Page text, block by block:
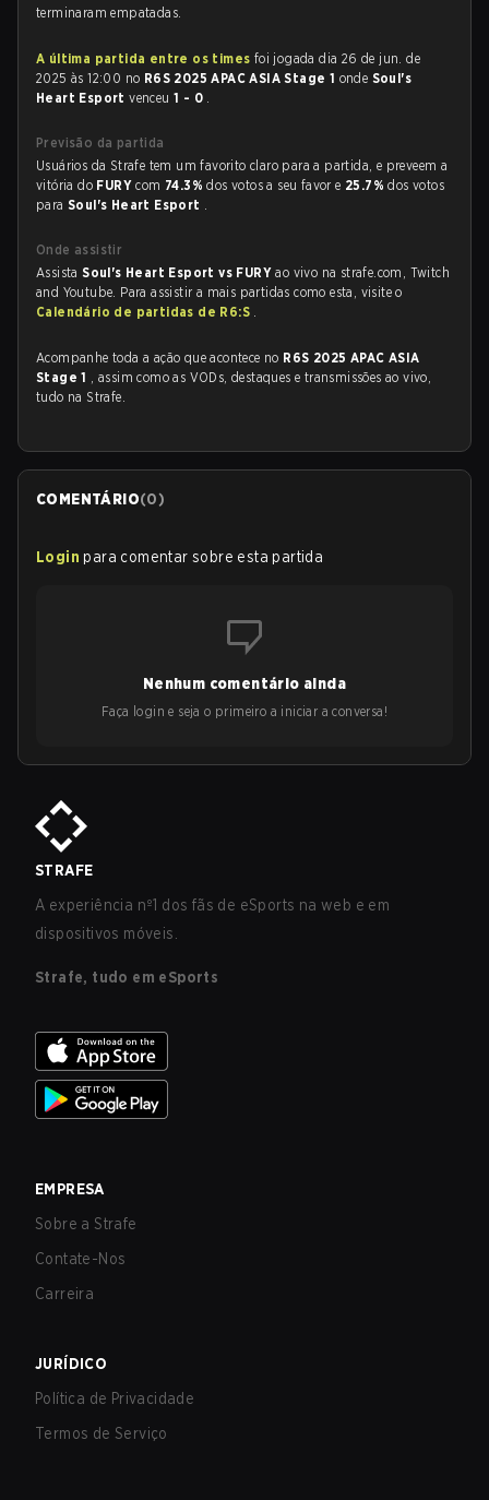
terminaram empatadas.
A última partida entre os times foi jogada dia 26 de jun. de
2025 às 12:00 no R6S 2025 APAC ASIA Stage 1 onde Soul's
Heart Esportvenceu1 - 0 .
Previsão da partida
Usuários da Strafe tem um favorito claro para a partida, e preveem a
vitória do FURYcom 74.3%dos votos a seu favor e 25.7%dos votos
para Soul's Heart Esport .
Onde assistir
AssistaSoul's Heart Esport vs FURYao vivo na strafe.com, Twitch
and Youtube. Para assistir a mais partidas como esta, visite o
Calendário de partidas de R6:S .
Acompanhe toda a ação que acontece no R6S 2025 APAC ASIA
Stage 1 , assim como as VODs, destaques e transmissões ao vivo,
tudo na Strafe.
COMENTÁRIO(0)
Login para comentar sobre esta partida
Nenhum comentário ainda
Faça login e seja o primeiro a iniciar a conversa!
STRAFE
A experiência nº1 dos fãs de eSports na web e em
dispositivos móveis.
Strafe, tudo em eSports
EMPRESA
Sobre a Strafe
Contate-Nos
Carreira
JURÍDICO
Política de Privacidade
Termos de Serviço